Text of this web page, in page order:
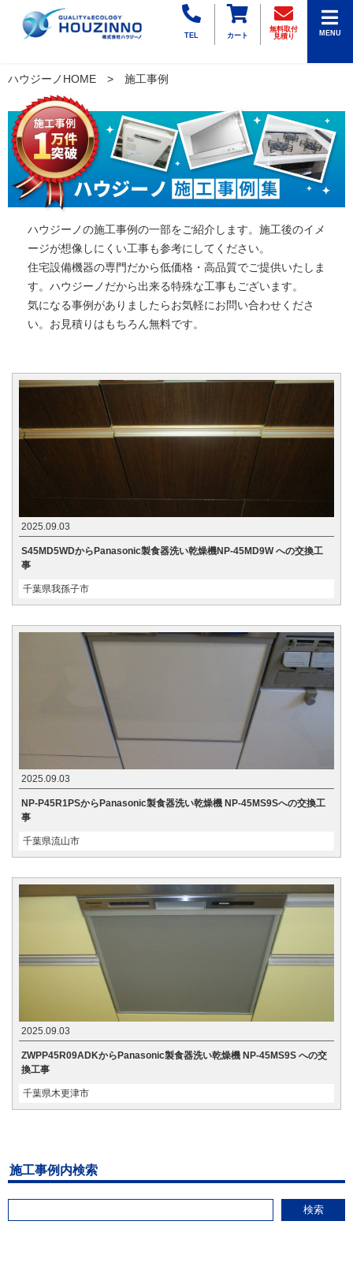
TEL カート
無料取付
見積り
MENU
ハウジーノHOME 施工事例
ハウジーノの施工事例の一部をご紹介します。施工後のイメ
ージが想像しにくい工事も参考にしてください。
住宅設備機器の専門だから低価格・高品質でご提供いたしま
す。ハウジーノだから出来る特殊な工事もございます。
気になる事例がありましたらお気軽にお問い合わせくださ
い。お見積りはもちろん無料です。
2025.09.03
S45MD5WDからPanasonic製食器洗い乾燥機NP-45MD9W への交換工
事
千葉県我孫子市
2025.09.03
NP-P45R1PSからPanasonic製食器洗い乾燥機 NP-45MS9Sへの交換工
事
千葉県流山市
2025.09.03
ZWPP45R09ADKからPanasonic製食器洗い乾燥機 NP-45MS9S への交
換工事
千葉県木更津市
施工事例内検索
検索